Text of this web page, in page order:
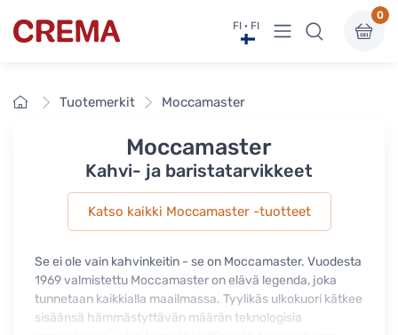
Crema FI · FI Näytä valikko
0
EtusivuTuotemerkit Moccamaster
Moccamaster
Kahvi- ja baristatarvikkeet
Katso kaikki Moccamaster -tuotteet
Se ei ole vain kahvinkeitin - se on Moccamaster. Vuodesta
1969 valmistettu Moccamaster on elävä legenda, joka
tunnetaan kaikkialla maailmassa. Tyylikäs ulkokuori kätkee
sisäänsä hämmästyttävän määrän teknologisia